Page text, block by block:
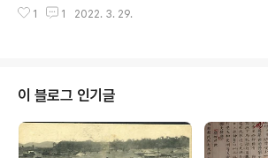
ges/text-and-translations Text and ..
간하였으며 전자는 보다 간소하고 소박한 언어로 자연의
기묘하게 어우러져 있다. 바이런은 초기에는 자신이 귀족
출신이듯이 포프의 뒤를 잇는 영웅시체 이행연구를 사용하
기도 하였으나, 점차적으로 '해럴드 귀공자의 순례 (Child
e Harold's Pigrimage)', '돈 주앙(Don Juan)' 등의 시
1 1 2022. 3. 29.
이 블로그 인기글